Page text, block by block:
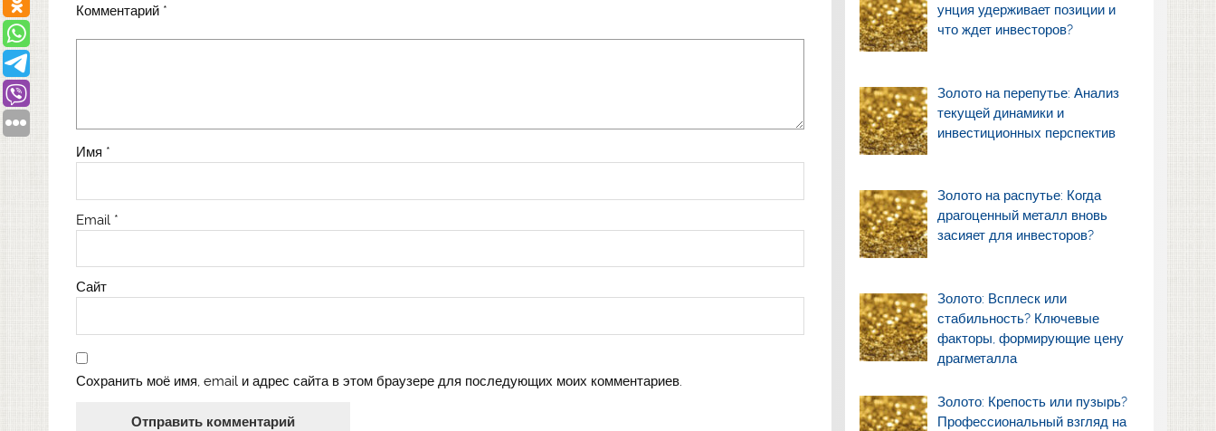
Комментарий *
Имя *
Email *
Сайт
Сохранить моё имя, email и адрес сайта в этом браузере для последующих моих комментариев.
унция удерживает позиции и
что ждет инвесторов?
Золото на перепутье: Анализ
текущей динамики и
инвестиционных перспектив
Золото на распутье: Когда
драгоценный металл вновь
засияет для инвесторов?
Золото: Всплеск или
стабильность? Ключевые
факторы, формирующие цену
драгметалла
Золото: Крепость или пузырь?
Профессиональный взгляд на